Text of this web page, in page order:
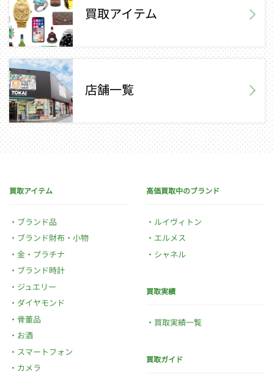
買取アイテム
店舗一覧
買取アイテム
ブランド品
ブランド財布・小物
金・プラチナ
ブランド時計
ジュエリー
ダイヤモンド
骨董品
お酒
スマートフォン
カメラ
高価買取中のブランド
ルイヴィトン
エルメス
シャネル
買取実績
買取実績一覧
買取ガイド